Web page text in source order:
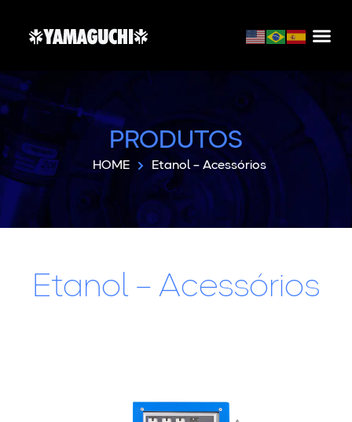
PRODUTOS
HOME Etanol – Acessórios
Etanol – Acessórios